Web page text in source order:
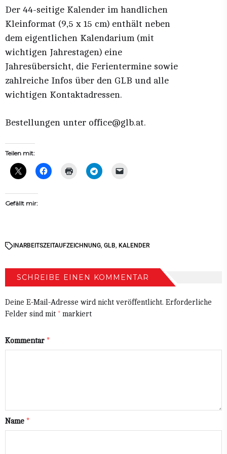
Der 44-seitige Kalender im handlichen
Kleinformat (9,5 x 15 cm) enthält neben
dem eigentlichen Kalendarium (mit
wichtigen Jahrestagen) eine
Jahresübersicht, die Ferientermine sowie
zahlreiche Infos über den GLB und alle
wichtigen Kontaktadressen.
Bestellungen unter office@glb.at.
Teilen mit:
Gefällt mir:
INARBEITSZEITAUFZEICHNUNG, GLB, KALENDER
SCHREIBE EINEN KOMMENTAR
Deine E-Mail-Adresse wird nicht veröffentlicht. Erforderliche
Felder sind mit * markiert
Kommentar *
Name *